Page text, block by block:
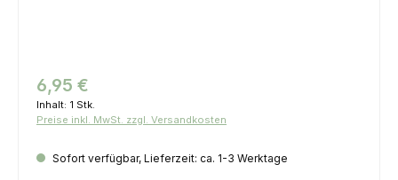
Regulärer Preis:
6,95 €
Inhalt: 1 Stk.
Preise inkl. MwSt. zzgl. Versandkosten
Sofort verfügbar, Lieferzeit: ca. 1-3 Werktage